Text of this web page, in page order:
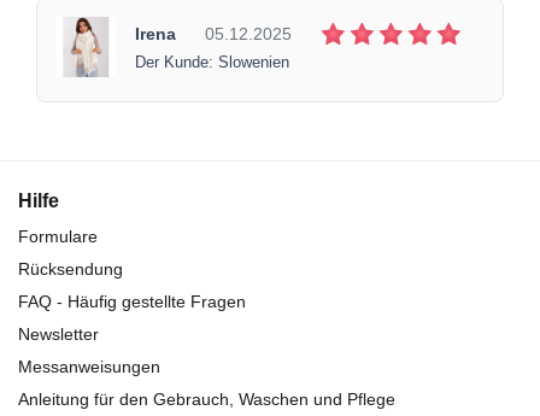
Irena 05.12.2025
Der Kunde: Slowenien
Hilfe
Formulare
Rücksendung
FAQ - Häufig gestellte Fragen
Newsletter
Messanweisungen
Anleitung für den Gebrauch, Waschen und Pflege